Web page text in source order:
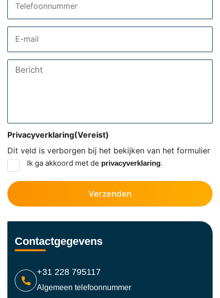
Bericht
Dit veld is verborgen bij het bekijken van het formulier
Privacyverklaring(Vereist)
Ik ga akkoord met de privacyverklaring.
Contactgegevens
+31 228 795117
Algemeen telefoonnummer